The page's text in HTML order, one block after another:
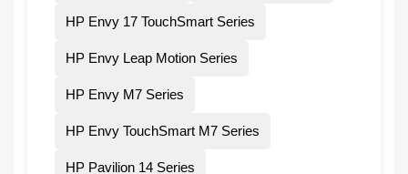
HP Envy 17 TouchSmart Series
HP Envy Leap Motion Series
HP Envy M7 Series
HP Envy TouchSmart M7 Series
HP Pavilion 14 Series